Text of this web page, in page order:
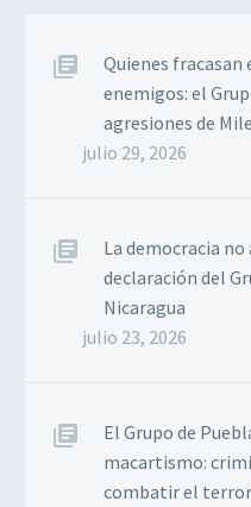
Quienes fracasan
enemigos: el
agresiones de
julio 29, 2026
La democracia
declaración del
Nicaragua
julio 23, 2026
El Grupo de
macartismo:
combatir el